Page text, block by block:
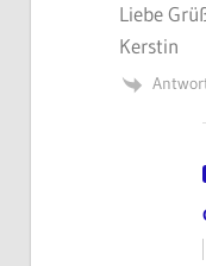
Liebe
Kerstin